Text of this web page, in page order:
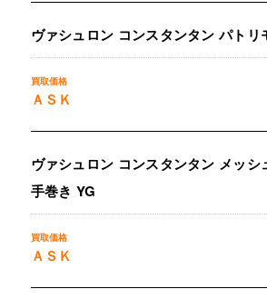
ヴァシュロン コンスタンタン パトリ
ＡＳＫ
ヴァシュロン コンスタンタン メッシ
手巻き YG
ＡＳＫ